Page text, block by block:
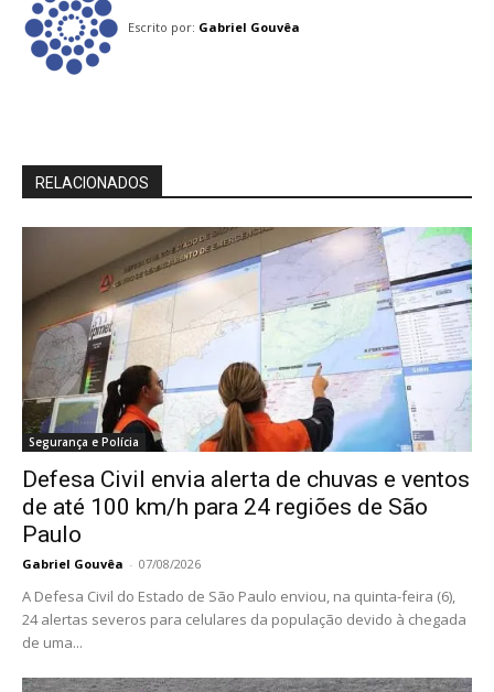
Escrito por: Gabriel Gouvêa
RELACIONADOS
Segurança e Polícia
Defesa Civil envia alerta de chuvas e ventos
de até 100 km/h para 24 regiões de São
Paulo
Gabriel Gouvêa - 07/08/2026
A Defesa Civil do Estado de São Paulo enviou, na quinta-feira (6),
24 alertas severos para celulares da população devido à chegada
de uma...